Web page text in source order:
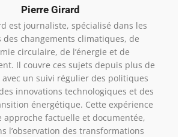
Pierre Girard
est journaliste, spécialisé dans les
des changements climatiques, de
circulaire, de l’énergie et de
Il couvre ces sujets depuis plus de
un suivi régulier des politiques
innovations technologiques et des
énergétique. Cette expérience
approche factuelle et documentée,
l’observation des transformations